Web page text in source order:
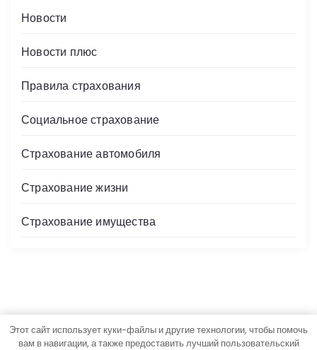
Новости
Новости плюс
Правила страхования
Социальное страхование
Страхование автомобиля
Страхование жизни
Страхование имущества
Авторские права © Все права защищены.
Этот сайт использует куки-файлы и другие технологии, чтобы помочь
вам в навигации, а также предоставить лучший пользовательский